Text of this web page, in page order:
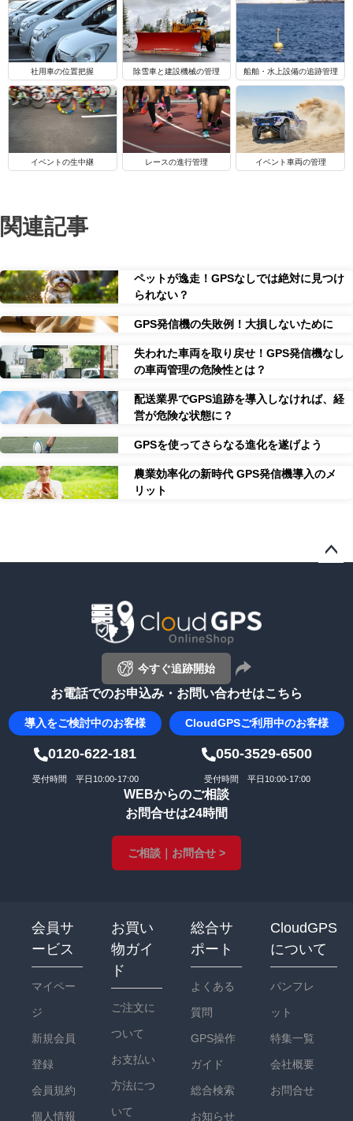
社用車の位置把握 除雪車と建設機械の管理 船舶・水上設備の追跡管理
イベントの生中継 レースの進行管理 イベント車両の管理
関連記事
ペットが逸走！GPSなしでは絶対に見つけ
られない？
GPS発信機の失敗例！大損しないために
失われた車両を取り戻せ！GPS発信機なし
の車両管理の危険性とは？
配送業界でGPS追跡を導入しなければ、経
営が危険な状態に？
GPSを使ってさらなる進化を遂げよう
農業効率化の新時代 GPS発信機導入のメ
リット
今すぐ追跡開始
お電話でのお申込み・お問い合わせはこちら
導入をご検討中のお客様 CloudGPSご利用中のお客様
0120-622-181 050-3529-6500
受付時間 平日10:00-17:00 受付時間 平日10:00-17:00
WEBからのご相談
お問合せは24時間
ご相談｜お問合せ >
会員サ
ービス
マイペー
ジ
新規会員
登録
会員規約
個人情報
お買い
物ガイ
ド
ご注文に
ついて
お支払い
方法につ
いて
総合サ
ポート
よくある
質問
GPS操作
ガイド
総合検索
お知らせ
CloudGPS
について
パンフレ
ット
特集一覧
会社概要
お問合せ